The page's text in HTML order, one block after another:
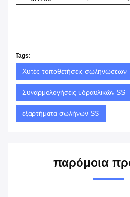
Tags:
Χυτές τοποθετήσεις σωληνώσεων
Συναρμολογήσεις υδραυλικών SS
εξαρτήματα σωλήνων SS
παρόμοια